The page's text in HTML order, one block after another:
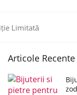
Limitată
Articole Recente